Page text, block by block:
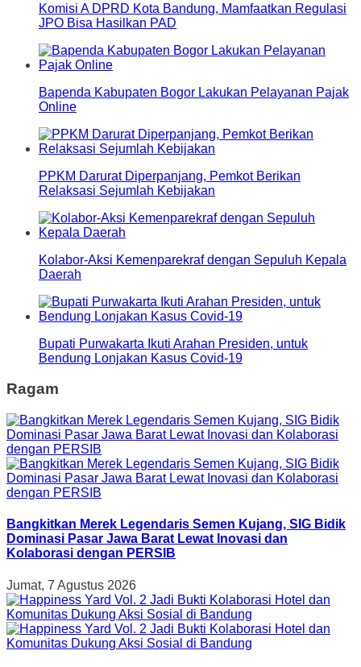
Komisi A DPRD Kota Bandung, Mamfaatkan Regulasi
JPO Bisa Hasilkan PAD
Bapenda Kabupaten Bogor Lakukan Pelayanan Pajak
Online
PPKM Darurat Diperpanjang, Pemkot Berikan
Relaksasi Sejumlah Kebijakan
Kolabor-Aksi Kemenparekraf dengan Sepuluh Kepala
Daerah
Bupati Purwakarta Ikuti Arahan Presiden, untuk
Bendung Lonjakan Kasus Covid-19
Ragam
Bangkitkan Merek Legendaris Semen Kujang, SIG Bidik
Dominasi Pasar Jawa Barat Lewat Inovasi dan
Kolaborasi dengan PERSIB
Jumat, 7 Agustus 2026